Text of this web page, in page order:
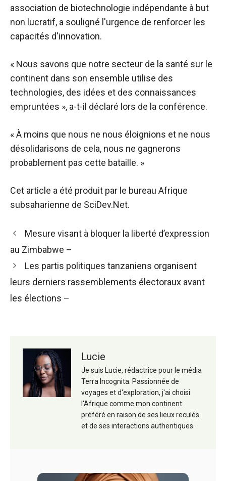
association de biotechnologie indépendante à but
non lucratif, a souligné l'urgence de renforcer les
capacités d'innovation.
« Nous savons que notre secteur de la santé sur le
continent dans son ensemble utilise des
technologies, des idées et des connaissances
empruntées », a-t-il déclaré lors de la conférence.
« À moins que nous ne nous éloignions et ne nous
désolidarisons de cela, nous ne gagnerons
probablement pas cette bataille. »
Cet article a été produit par le bureau Afrique
subsaharienne de SciDev.Net.
Navigation
des
Mesure visant à bloquer la liberté d’expression
au Zimbabwe –
Les partis politiques tanzaniens organisent
leurs derniers rassemblements électoraux avant
les élections –
Lucie
Je suis Lucie, rédactrice pour le média
Terra Incognita. Passionnée de
voyages et d'exploration, j'ai choisi
l'Afrique comme mon continent
préféré en raison de ses lieux reculés
et de ses interactions authentiques.